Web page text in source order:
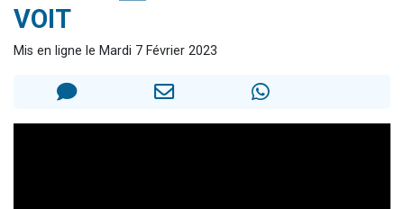
2 nouvelles musiques dans Torah-Box Music
6 personnes viennent de nous rejoindre sur WhatsApp
VOIT
Mis en ligne le Mardi 7 Février 2023